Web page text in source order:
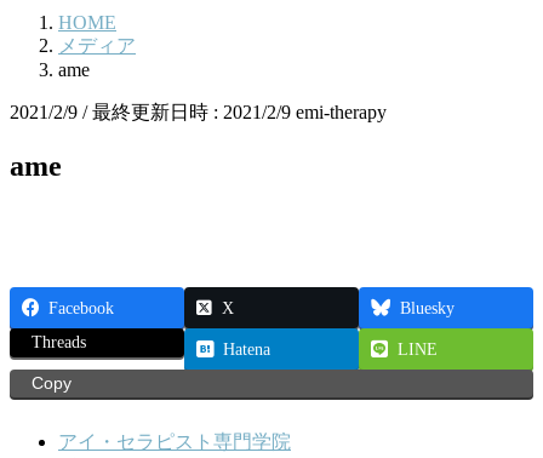
HOME
メディア
ame
2021/2/9 / 最終更新日時 : 2021/2/9 emi-therapy
ame
Facebook X
Bluesky
Threads
Hatena
LINE
Copy
アイ・セラピスト専門学院